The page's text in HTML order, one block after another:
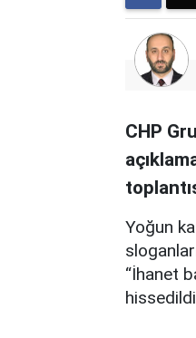
CHP
Yoğun
“İhanet